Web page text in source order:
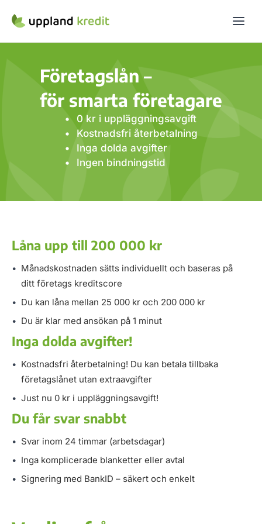
Företagslån –
för smarta företagare
0 kr i uppläggningsavgift
Kostnadsfri återbetalning
Inga dolda avgifter
Ingen bindningstid
Låna upp till 200 000 kr
Månadskostnaden sätts individuellt och baseras på
ditt företags kreditscore
Du kan låna mellan 25 000 kr och 200 000 kr
Du är klar med ansökan på 1 minut
Inga dolda avgifter!
Kostnadsfri återbetalning! Du kan betala tillbaka
företagslånet utan extraavgifter
Just nu 0 kr i uppläggningsavgift!
Du får svar snabbt
Svar inom 24 timmar (arbetsdagar)
Inga komplicerade blanketter eller avtal
Signering med BankID – säkert och enkelt